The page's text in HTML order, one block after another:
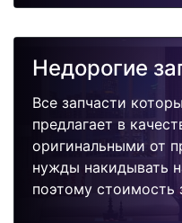
Недорогие
Все запчасти
предлагает в
оригинальными от
нужды накидывать
поэтому стоимость